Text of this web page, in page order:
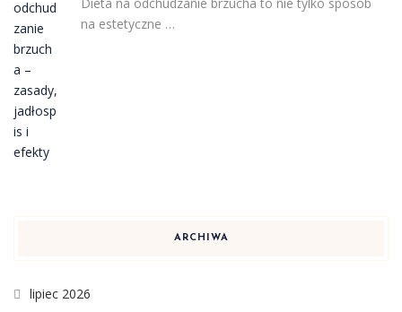
na estetyczne …
ARCHIWA
lipiec 2026